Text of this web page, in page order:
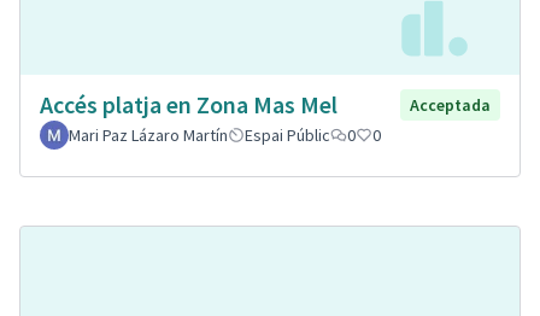
Accés platja en Zona Mas Mel
Acceptada
Mari Paz Lázaro Martín
Espai Públic 0 0